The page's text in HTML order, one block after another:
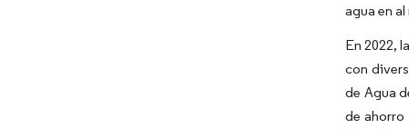
agua en
En 2022,
con
de Agua
de ahorro